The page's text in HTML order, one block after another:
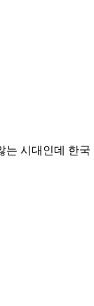
시대인데 한